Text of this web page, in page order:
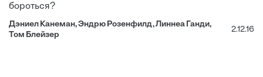
бороться?
Дэниел Канеман, Эндрю Розенфилд, Линнеа Ганди,
Том Блейзер
2.12.16